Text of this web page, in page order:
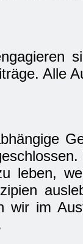
Alle
leben,
wir im